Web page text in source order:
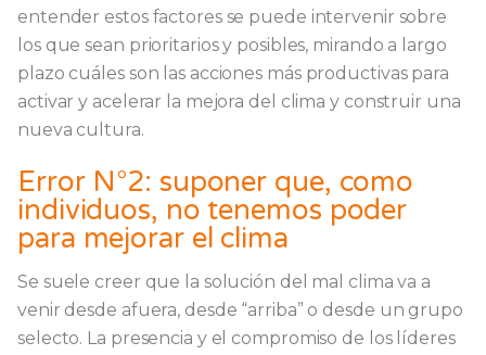
entender estos factores se puede intervenir sobre
los que sean prioritarios y posibles, mirando a largo
plazo cuáles son las acciones más productivas para
activar y acelerar la mejora del clima y construir una
nueva cultura.
Error N°2: suponer que, como
individuos, no tenemos poder
para mejorar el clima
Se suele creer que la solución del mal clima va a
venir desde afuera, desde “arriba” o desde un grupo
selecto. La presencia y el compromiso de los líderes